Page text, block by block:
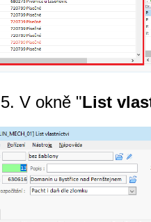
5. V okně "List